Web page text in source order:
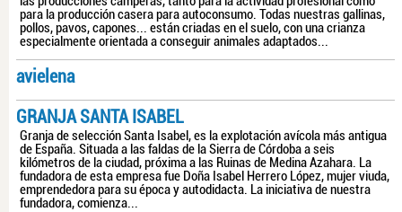
para la producción casera para autoconsumo. Todas nuestras gallinas,
pollos, pavos, capones... están criadas en el suelo, con una crianza
especialmente orientada a conseguir animales adaptados...
avielena
GRANJA SANTA ISABEL
Granja de selección Santa Isabel, es la explotación avícola más antigua
de España. Situada a las faldas de la Sierra de Córdoba a seis
kilómetros de la ciudad, próxima a las Ruinas de Medina Azahara. La
fundadora de esta empresa fue Doña Isabel Herrero López, mujer viuda,
emprendedora para su época y autodidacta. La iniciativa de nuestra
fundadora, comienza...